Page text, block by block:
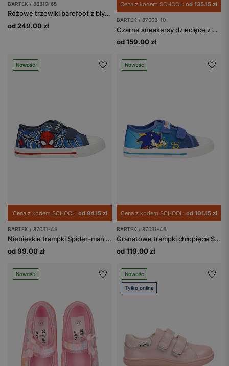
BARTEK / 86319-65
Różowe trzewiki barefoot z błyszczącymi serduszkami BAREFOOT 86319-65
od 249.00 zł
Cena z kodem SCHOOL: od 135.15 zł
BARTEK / 87003-10
Czarne sneakersy dziecięce z białymi wstawkami BARTEK 87003-10
od 159.00 zł
Nowość
Cena z kodem SCHOOL: od 84.15 zł
BARTEK / 87031-45
Niebieskie trampki Spider-man BARTEK 87031-45
od 99.00 zł
Nowość
Cena z kodem SCHOOL: od 101.15 zł
BARTEK / 87031-46
Granatowe trampki chłopięce Sonic BARTEK 87031-46
od 119.00 zł
Nowość Nowość
Tylko online